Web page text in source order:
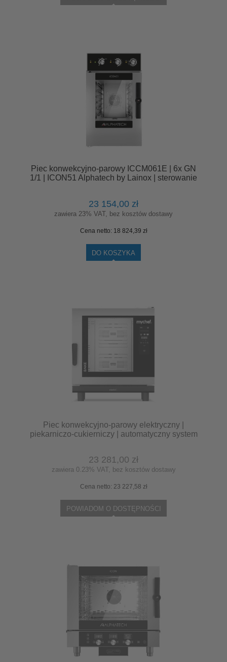
Piec konwekcyjno-parowy ICCM061E | 6x GN
1/1 | ICON51 Alphatech by Lainox | sterowanie
23 154,00 zł
zawiera 23% VAT, bez kosztów dostawy
Cena netto: 18 824,39 zł
DO KOSZYKA
Piec konwekcyjno-parowy elektryczny |
piekarniczo-cukierniczy | automatyczny system
23 281,00 zł
zawiera 0.23% VAT, bez kosztów dostawy
Cena netto: 23 227,58 zł
POWIADOM O DOSTĘPNOŚCI